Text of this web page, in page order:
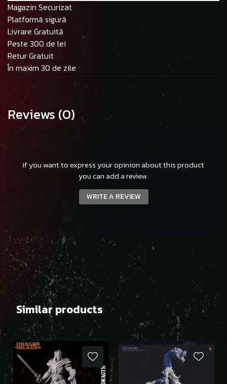
Magazin Securizat
Platformă sigură
Livrare Gratuită
Peste 300 de lei
Retur Gratuit
În maxim 30 de zile
Reviews (0)
If you want to express your opinion about this product
you can add a review.
WRITE A REVIEW
Similar products